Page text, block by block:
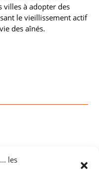
les
villes à adopter des
le vieillissement actif
des aînés.